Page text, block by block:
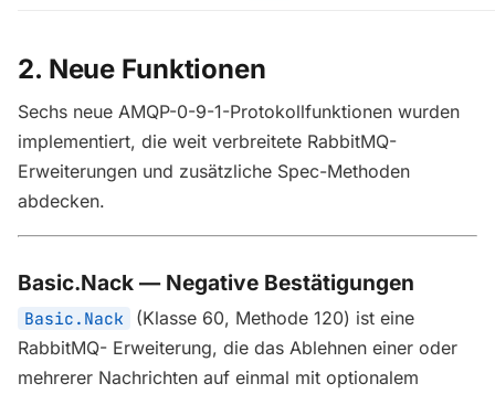
2. Neue Funktionen
Sechs neue AMQP-0-9-1-Protokollfunktionen wurden
implementiert, die weit verbreitete RabbitMQ-
Erweiterungen und zusätzliche Spec-Methoden
abdecken.
Basic.Nack — Negative Bestätigungen
Basic.Nack
(Klasse 60, Methode 120) ist eine
RabbitMQ- Erweiterung, die das Ablehnen einer oder
mehrerer Nachrichten auf einmal mit optionalem